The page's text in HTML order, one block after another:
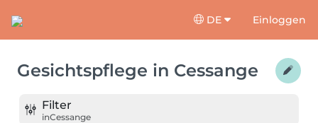
DE Einloggen
Gesichtspflege in Cessange
Filter
inCessange